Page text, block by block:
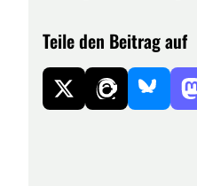
Teile den Beitrag auf